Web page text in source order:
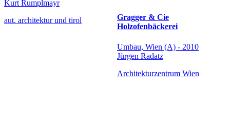
Kurt Rumplmayr
aut. architektur und tirol
Gragger & Cie
Holzofenbäckerei
Umbau, Wien (A) - 2010
Jürgen Radatz
Architekturzentrum Wien